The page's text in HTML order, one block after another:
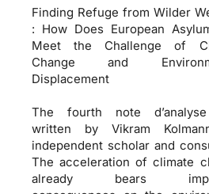
Finding Refuge from Wilder
: How Does European
Meet the Challenge of
Change and
Displacement
The fourth note
written by Vikram
independent scholar and
The acceleration of climate
already bears